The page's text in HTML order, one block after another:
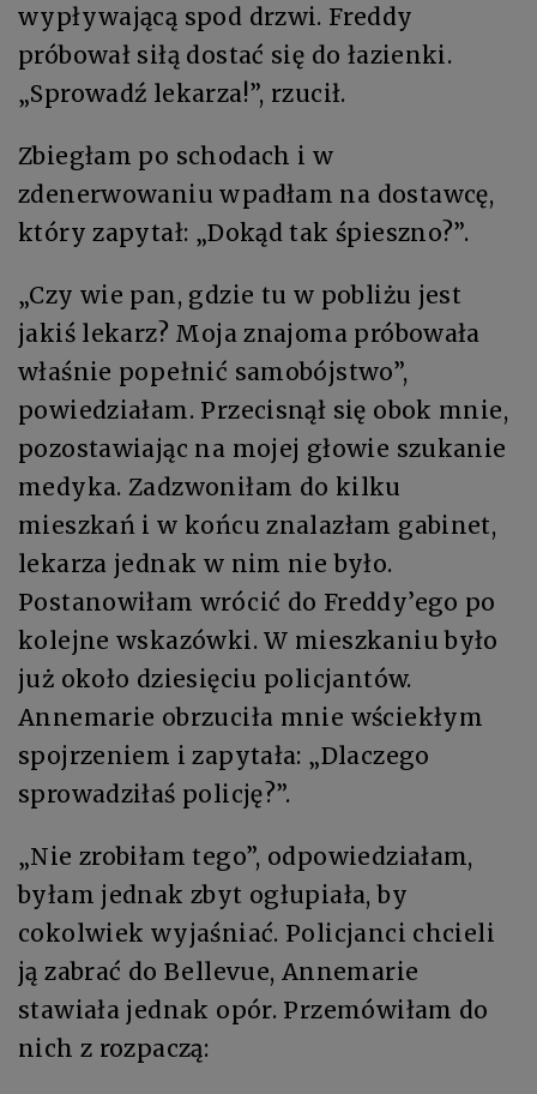
wypływającą spod drzwi. Freddy
próbował siłą dostać się do łazienki.
„Sprowadź lekarza!”, rzucił.
Zbiegłam po schodach i w
zdenerwowaniu wpadłam na dostawcę,
który zapytał: „Dokąd tak śpieszno?”.
„Czy wie pan, gdzie tu w pobliżu jest
jakiś lekarz? Moja znajoma próbowała
właśnie popełnić samobójstwo”,
powiedziałam. Przecisnął się obok mnie,
pozostawiając na mojej głowie szukanie
medyka. Zadzwoniłam do kilku
mieszkań i w końcu znalazłam gabinet,
lekarza jednak w nim nie było.
Postanowiłam wrócić do Freddy’ego po
kolejne wskazówki. W mieszkaniu było
już około dziesięciu policjantów.
Annemarie obrzuciła mnie wściekłym
spojrzeniem i zapytała: „Dlaczego
sprowadziłaś policję?”.
„Nie zrobiłam tego”, odpowiedziałam,
byłam jednak zbyt ogłupiała, by
cokolwiek wyjaśniać. Policjanci chcieli
ją zabrać do Bellevue, Annemarie
stawiała jednak opór. Przemówiłam do
nich z rozpaczą: